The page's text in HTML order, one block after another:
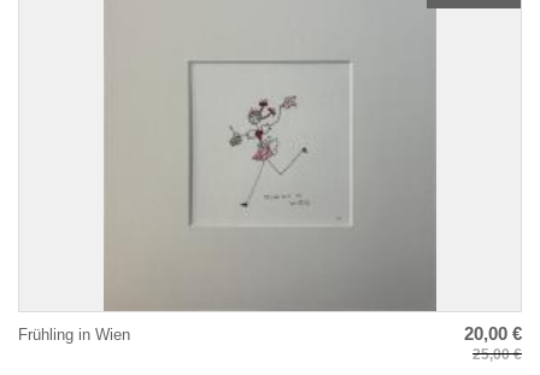
Frühling in Wien 20,00 €
25,00 €